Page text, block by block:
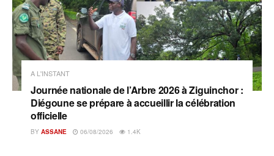
A L'INSTANT
Journée nationale de l’Arbre 2026 à Ziguinchor :
Diégoune se prépare à accueillir la célébration
officielle
BY ASSANE 06/08/2026 1.4K